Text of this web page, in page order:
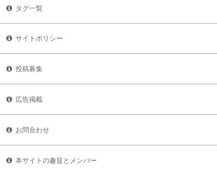
タグ一覧
サイトポリシー
投稿募集
広告掲載
お問合わせ
本サイトの趣旨とメンバー